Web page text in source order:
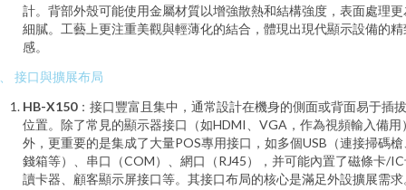
計。背部外殼可能使用金屬材質以增強散熱和結構強度，表面處理更
細膩。工藝上更注重美觀與輕薄化的結合，體現出現代顯示設備的精
感。
接口與擴展布局
HB-X150：接口豐富且集中，通常設計在機身的側面或背面易于插
位置。除了常見的顯示器接口（如HDMI、VGA，作為視頻輸入備用
外，更重要的是集成了大量POS專用接口，如多個USB（連接掃碼槍
錢箱等）、串口（COM）、網口（RJ45），并可能內置了磁條卡/
讀卡器、顧客顯示屏接口等。其接口布局的核心是滿足外設擴展需求